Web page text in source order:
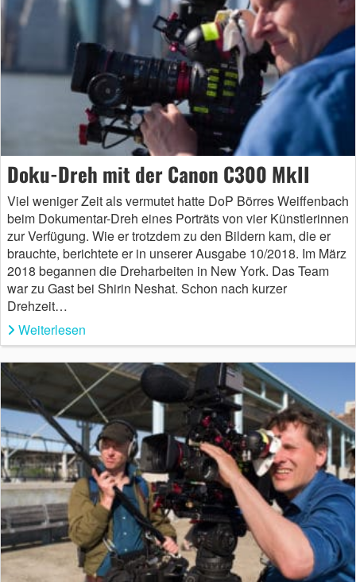
Doku-Dreh mit der Canon C300 MkII
Viel weniger Zeit als vermutet hatte DoP Börres Weiffenbach
beim Dokumentar-Dreh eines Porträts von vier Künstlerinnen
zur Verfügung. Wie er trotzdem zu den Bildern kam, die er
brauchte, berichtete er in unserer Ausgabe 10/2018. Im März
2018 begannen die Dreharbeiten in New York. Das Team
war zu Gast bei Shirin Neshat. Schon nach kurzer
Drehzeit…
Weiterlesen